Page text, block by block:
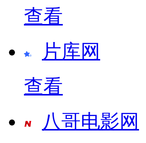
查看
片库网
查看
八哥电影网